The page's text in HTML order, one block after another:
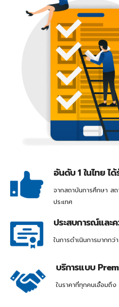
อันดับ 1 ในไทย ได้
จากสถาบันการศึกษา สถ
ประเทศ
ประสบการณ์และ
ในการดำเนินการมากก
บริการแบบ
ในราคาที่ทุกคนเอื้อมถึง